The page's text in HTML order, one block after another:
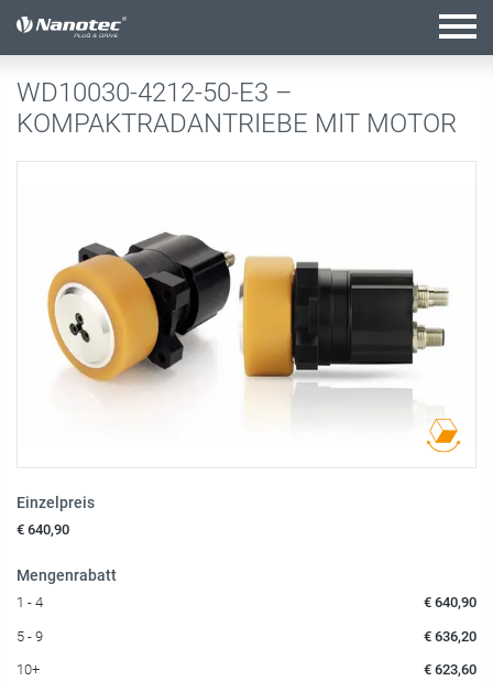
Aktive Kombination
WD10030-4212-50-E3 –
KOMPAKTRADANTRIEBE MIT MOTOR
Einzelpreis
€ 640,90
Mengenrabatt
1 - 4 € 640,90
5 - 9 € 636,20
10+ € 623,60